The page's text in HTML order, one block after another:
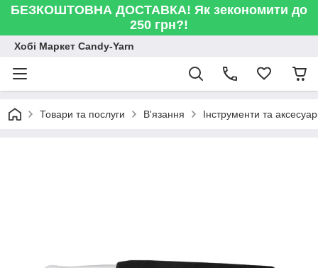
БЕЗКОШТОВНА ДОСТАВКА! Як зекономити до
250 грн?!
Хобі Маркет Candy-Yarn
Товари та послуги В'язання Інструменти та